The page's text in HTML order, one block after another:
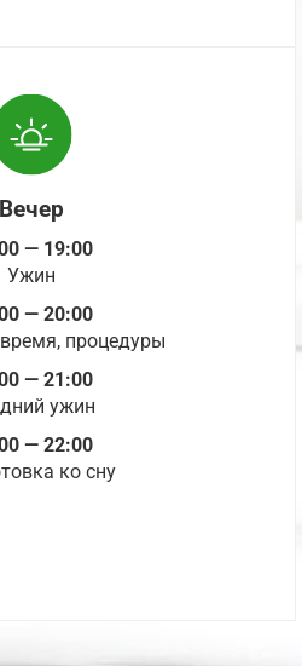
Вечер
— 19:00
Ужин
— 20:00
процедуры
— 21:00
ужин
— 22:00
ко сну